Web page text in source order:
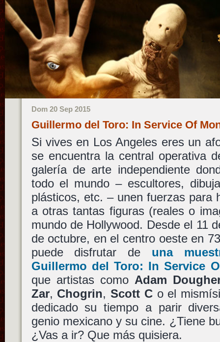
Dom 20 Sep 2015
Guillermo del Toro: In Service Of
Si vives en Los Angeles eres un
se encuentra la central operativa
galería de arte independiente
todo el mundo – escultores,
plásticos, etc. – unen fuerzas para
a otras tantas figuras (reales o
mundo de Hollywood. Desde el 11
de octubre, en el centro oeste en
puede disfrutar de una
Guillermo del Toro: In Service
que artistas como Adam
Zar, Chogrin,Scott Co el
dedicado su tiempo a parir
genio mexicano y su cine. ¿Tiene
¿Vas a ir? Que más quisiera.